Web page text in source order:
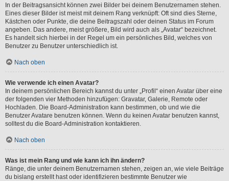
In der Beitragsansicht können zwei Bilder bei deinem Benutzernamen stehen.
Eines dieser Bilder ist meist mit deinem Rang verknüpft: Oft sind dies Sterne,
Kästchen oder Punkte, die deine Beitragszahl oder deinen Status im Forum
angeben. Das andere, meist größere, Bild wird auch als „Avatar“ bezeichnet.
Es handelt sich hierbei in der Regel um ein persönliches Bild, welches von
Benutzer zu Benutzer unterschiedlich ist.
Nach oben
Wie verwende ich einen Avatar?
In deinem persönlichen Bereich kannst du unter „Profil“ einen Avatar über eine
der folgenden vier Methoden hinzufügen: Gravatar, Galerie, Remote oder
Hochladen. Die Board-Administration kann bestimmen, ob und wie die
Benutzer Avatare benutzen können. Wenn du keinen Avatar benutzen kannst,
solltest du die Board-Administration kontaktieren.
Nach oben
Was ist mein Rang und wie kann ich ihn ändern?
Ränge, die unter deinem Benutzernamen stehen, zeigen an, wie viele Beiträge
du bislang erstellt hast oder identifizieren bestimmte Benutzer wie